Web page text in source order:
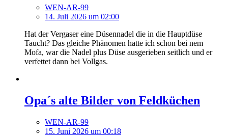
WEN-AR-99
14. Juli 2026 um 02:00
Hat der Vergaser eine Düsennadel die in die Hauptdüse
Taucht? Das gleiche Phänomen hatte ich schon bei nem
Mofa, war die Nadel plus Düse ausgerieben seitlich und er
verfettet dann bei Vollgas.
Opa´s alte Bilder von Feldküchen
WEN-AR-99
15. Juni 2026 um 00:18